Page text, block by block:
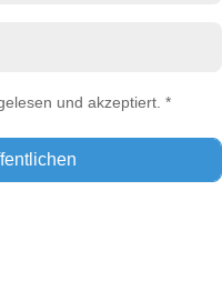
und akzeptiert. *